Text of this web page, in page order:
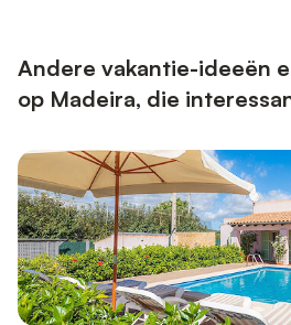
Andere vakantie-ideeën
op Madeira, die